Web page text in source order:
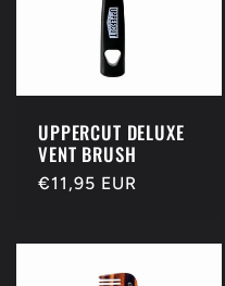
UPPERCUT DELUXE
VENT BRUSH
Redovna
€11,95 EUR